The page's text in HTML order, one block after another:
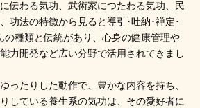
伝わる気功、武術家につたわる気功、民
功法の特徴から見ると導引･吐納･禅定･
の種類と伝統があり、心身の健康管理や
力開発など広い分野で活用されてきまし
ったりした動作で、豊かな内容を持ち、
している養生系の気功は、その愛好者に